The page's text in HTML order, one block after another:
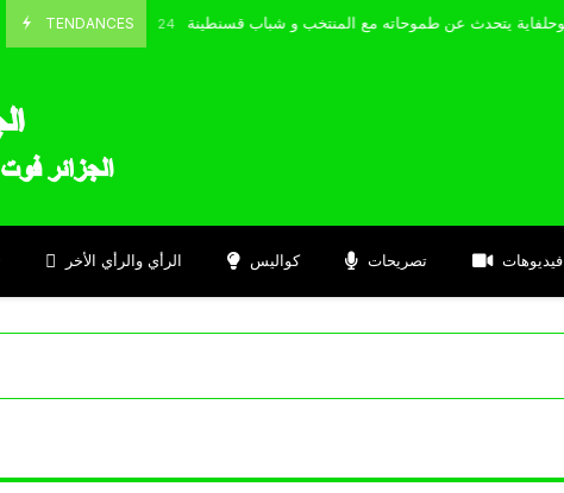
TENDANCES
Octobre 8, 2024 الحارس بوحلفاية يتحدث عن طموحاته مع المنتخب و شباب قسنطينة
الرأي والرأي الأخر كواليس تصريحات فيديوهات